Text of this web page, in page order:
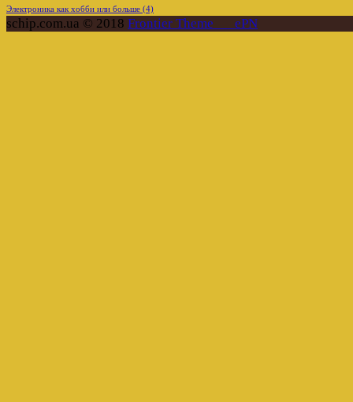
Электроника как хобби или больше (4)
schip.com.ua © 2018 Frontier Theme___ePN